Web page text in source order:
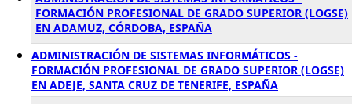
FORMACIÓN PROFESIONAL DE GRADO SUPERIOR (LOGSE)
EN ADAMUZ, CÓRDOBA, ESPAÑA
ADMINISTRACIÓN DE SISTEMAS INFORMÁTICOS -
FORMACIÓN PROFESIONAL DE GRADO SUPERIOR (LOGSE)
EN ADEJE, SANTA CRUZ DE TENERIFE, ESPAÑA